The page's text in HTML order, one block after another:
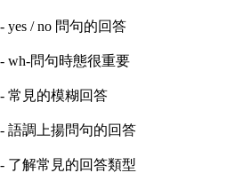
yes / no 問句的回答
wh-問句時態很重要
常見的模糊回答
語調上揚問句的回答
了解常見的回答類型